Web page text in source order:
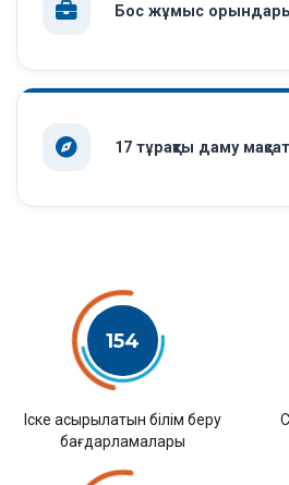
Бос жұмыс
17 тұрақты даму
154
Іске асырылатын білім беру
бағдарламалары